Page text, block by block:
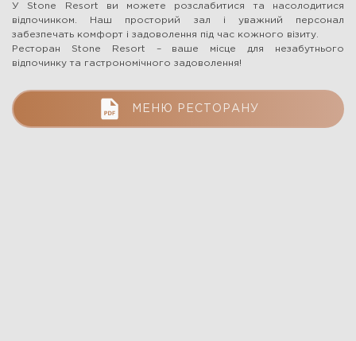
У Stone Resort ви можете розслабитися та насолодитися
відпочинком. Наш просторий зал і уважний персонал
забезпечать комфорт і задоволення під час кожного візиту.
Ресторан Stone Resort – ваше місце для незабутнього
відпочинку та гастрономічного задоволення!
МЕНЮ РЕСТОРАНУ